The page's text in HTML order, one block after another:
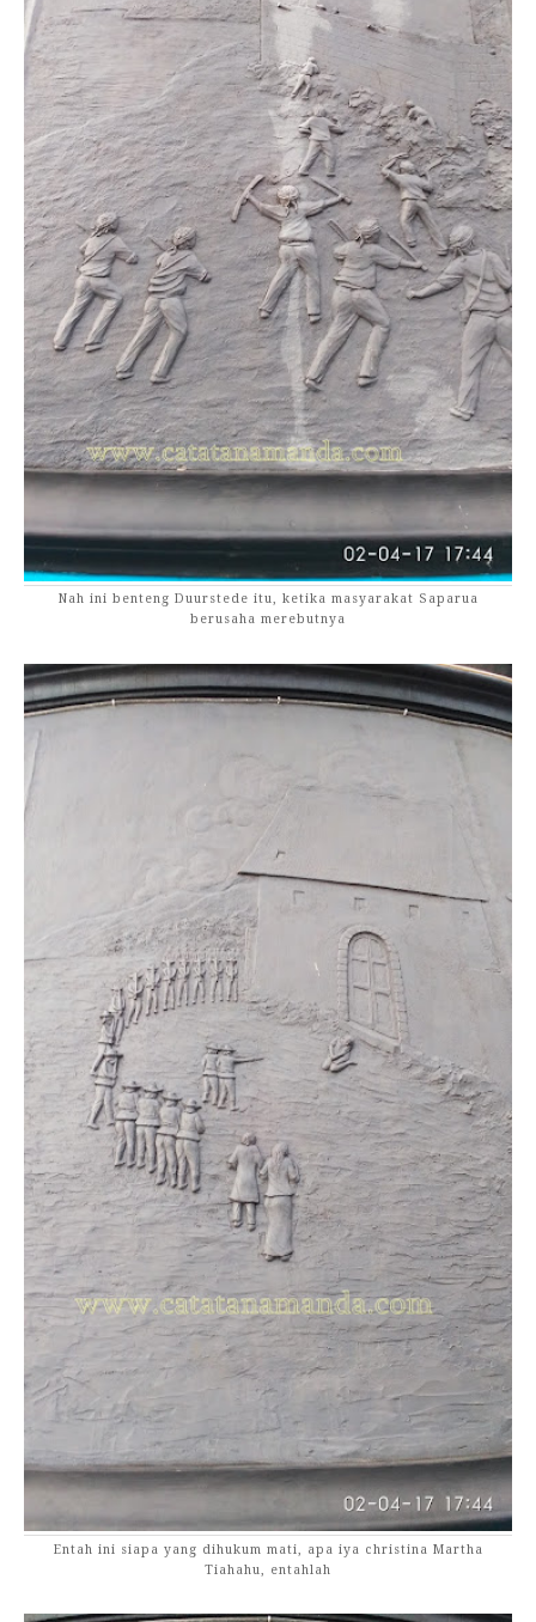
Nah ini benteng Duurstede itu, ketika masyarakat Saparua
berusaha merebutnya
Entah ini siapa yang dihukum mati, apa iya christina Martha
Tiahahu, entahlah